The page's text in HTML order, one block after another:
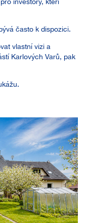
investory, kteří
často k dispozici.
vlastní vizi a
Karlových Varů, pak